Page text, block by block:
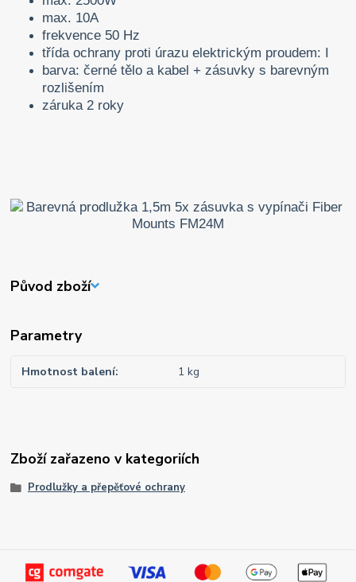
max. 10A
frekvence 50 Hz
třída ochrany proti úrazu elektrickým proudem: I
barva: černé tělo a kabel + zásuvky s barevným
rozlišením
záruka 2 roky
Původ zboží
Parametry
Hmotnost balení 1 kg
Zboží zařazeno v kategoriích
Prodlužky a přepěťové ochrany